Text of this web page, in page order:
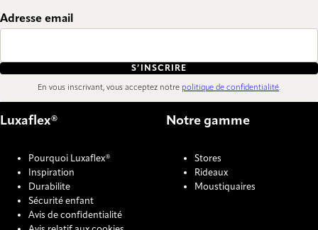
Adresse email
S’INSCRIRE
En vous inscrivant, vous acceptez notre politique de confidentialité.
Luxaflex®
Pourquoi Luxaflex®
Inspiration
Durabilite
Sécurité enfant
Avis de confidentialité
Notre gamme
Stores
Rideaux
Moustiquaires